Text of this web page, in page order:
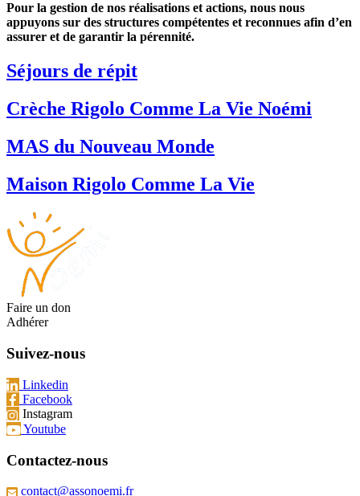
Pour la gestion de nos réalisations et actions, nous nous
appuyons sur des structures compétentes et reconnues afin d’en
assurer et de garantir la pérennité.
Séjours de répit
Crèche Rigolo Comme La Vie Noémi
MAS du Nouveau Monde
Maison Rigolo Comme La Vie
Faire un don
Adhérer
Suivez-nous
Linkedin
Facebook
Instagram
Youtube
Contactez-nous
contact@assonoemi.fr